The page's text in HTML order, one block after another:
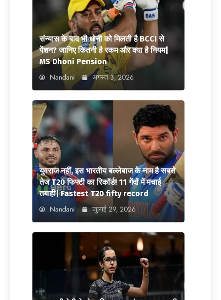
संन्यास के बाद भी धोनी को मिलती है BCCI से
पेंशन? जानिए कितनी है रकम और क्या है नियम|
MS Dhoni Pension
Nandani अगस्त 3, 2026
युवराज नहीं, इस भारतीय बल्लेबाज के नाम है सबसे
तेज T20 फिफ्टी का रिकॉर्ड! 11 गेंदों में मचाई
तबाही| Fastest T20 fifty record
Nandani जुलाई 29, 2026